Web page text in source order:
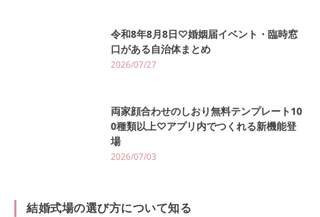
令和8年8月8日♡婚姻届イベント・臨時窓
口がある自治体まとめ
2026/07/27
両家顔合わせのしおり無料テンプレート10
0種類以上♡アプリ内でつくれる新機能登
場
2026/07/03
結婚式場の選び方について知る